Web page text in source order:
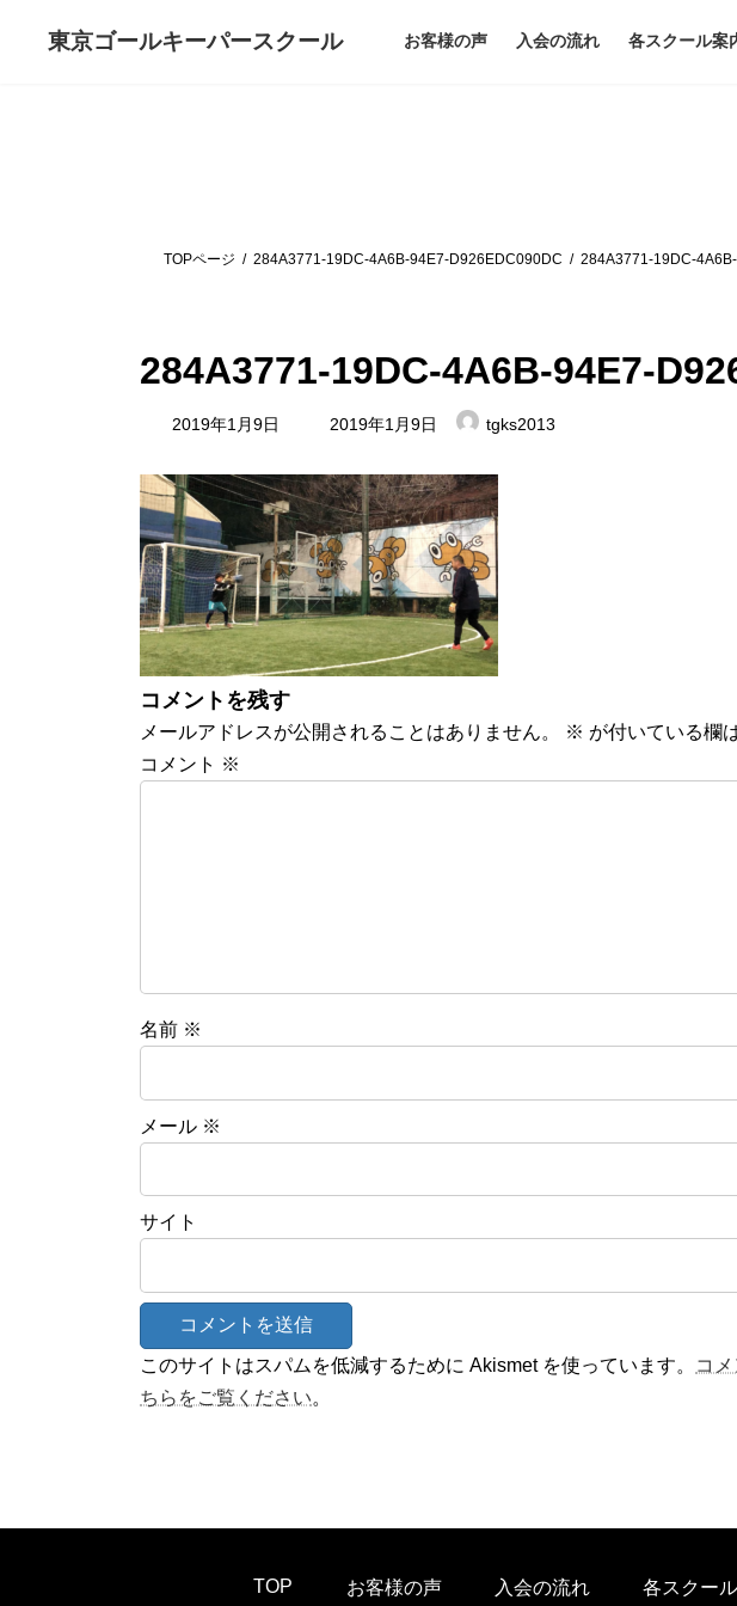
東京ゴールキーパースクール お客様の声 入会の流れ 各スクール案
TOPページ 284A3771-19DC-4A6B-94E7-D926EDC090DC 284A3771-19DC-
284A3771-19DC-4A6B-94E7-
2019年1月9日
最
終
新
日
時
:
2019年1月9日 tgks2013
コメントを残す
メールアドレスが公開されることはありません。 ※ が付いている欄
コメント ※
名前 ※
メール ※
サイト
このサイトはスパムを低減するために Akismet を使っています。
コ
ちらをご覧ください。
TOP お客様の声 入会の流れ 各スクー